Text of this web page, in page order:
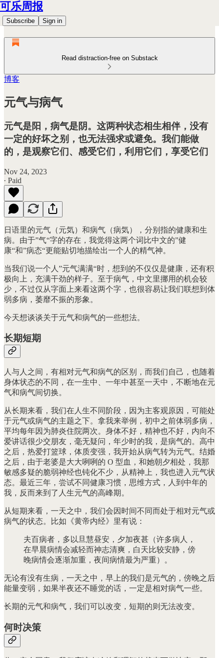
可乐周报
Subscribe Sign in
Read distraction-free on Substack
博客
元气与病气
元气是阳，病气是阴。这两种状态相生相伴，没有
一定的好坏之别，也无法强求或避免。我们能做
的，是观察它们、感受它们，利用它们，享受它们
Nov 24, 2023
∙ Paid
日语里的元气（元気）和病气（病気），分别指的健康和生
病。由于”气“字的存在，我觉得这两个词比中文的”健
康“和”病态“更能贴切地描绘出一个人的精气神。
当我们说一个人”元气满满“时，想到的不仅仅是健康，还有积
极向上，充满干劲的样子。至于病气，中文里挪用的机会较
少，不过仅从字面上来看这两个字，也很容易让我们联想到体
弱多病，萎靡不振的形象。
今天想谈谈关于元气和病气的一些想法。
长期短期
人与人之间，有相对元气和病气的区别，而我们自己，也随着
身体状态的不同，在一生中、一年中甚至一天中，不断地在元
气和病气间切换。
从长期来看，我们在人生不同阶段，因为主客观原因，可能处
于元气或病气的主题之下。拿我来举例，初中之前体弱多病，
平均每年因为肺炎住院两次。身体不好，精神也不好，内向不
爱讲话很少交朋友，毫无疑问，年少时的我，是病气的。高中
之后，热爱打篮球，体质变强，我开始从病气转为元气。结婚
之后，由于老婆是大大咧咧的 O 型血，和她朝夕相处，我那
敏感多疑的脆弱神经也钝化不少，从精神上，我也进入元气状
态。最近三年，尝试不同健康习惯，思维方式，人到中年的
我，反而来到了人生元气的高峰期。
从短期来看，一天之中，我们会因时间不同而处于相对元气或
病气的状态。比如《黄帝内经》里有说：
夫百病者，多以旦慧昼安，夕加夜甚（许多病人，
在早晨病情会减轻而神志清爽，白天比较安静，傍
晚病情会逐渐加重，夜间病情最为严重）。
无论有没有生病，一天之中，早上的我们是元气的，傍晚之后
能量变弱，如果半夜还不睡觉的话，一定是相对病气一些。
长期的元气和病气，我们可以改变，短期的则无法改变。
何时决策